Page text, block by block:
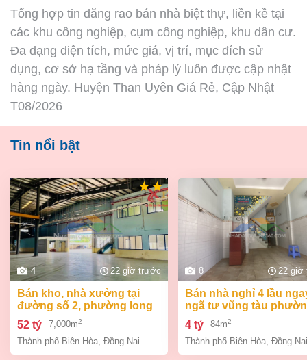
Tổng hợp tin đăng rao bán nhà biệt thự, liền kề tại
các khu công nghiệp, cụm công nghiệp, khu dân cư.
Đa dạng diện tích, mức giá, vị trí, mục đích sử
dụng, cơ sở hạ tầng và pháp lý luôn được cập nhật
hàng ngày. Huyện Than Uyên Giá Rẻ, Cập Nhật
T08/2026
Tin nổi bật
4 22 giờ trước
bán kho, nhà xưởng tại
đường số 2, phường long
bình, thành phố biên hòa,
đồng nai giá 52 tỷ
52 tỷ 7,000m2
Thành phố Biên Hòa Đồng Nai
8 22 giờ
bán nhà nghỉ 4 lầu ngay
ngã tư vũng tàu
an bình biên hòa đồng
giá chỉ 4 tỷ
4 tỷ 84m2
Thành phố Biên Hòa Đồng Nai